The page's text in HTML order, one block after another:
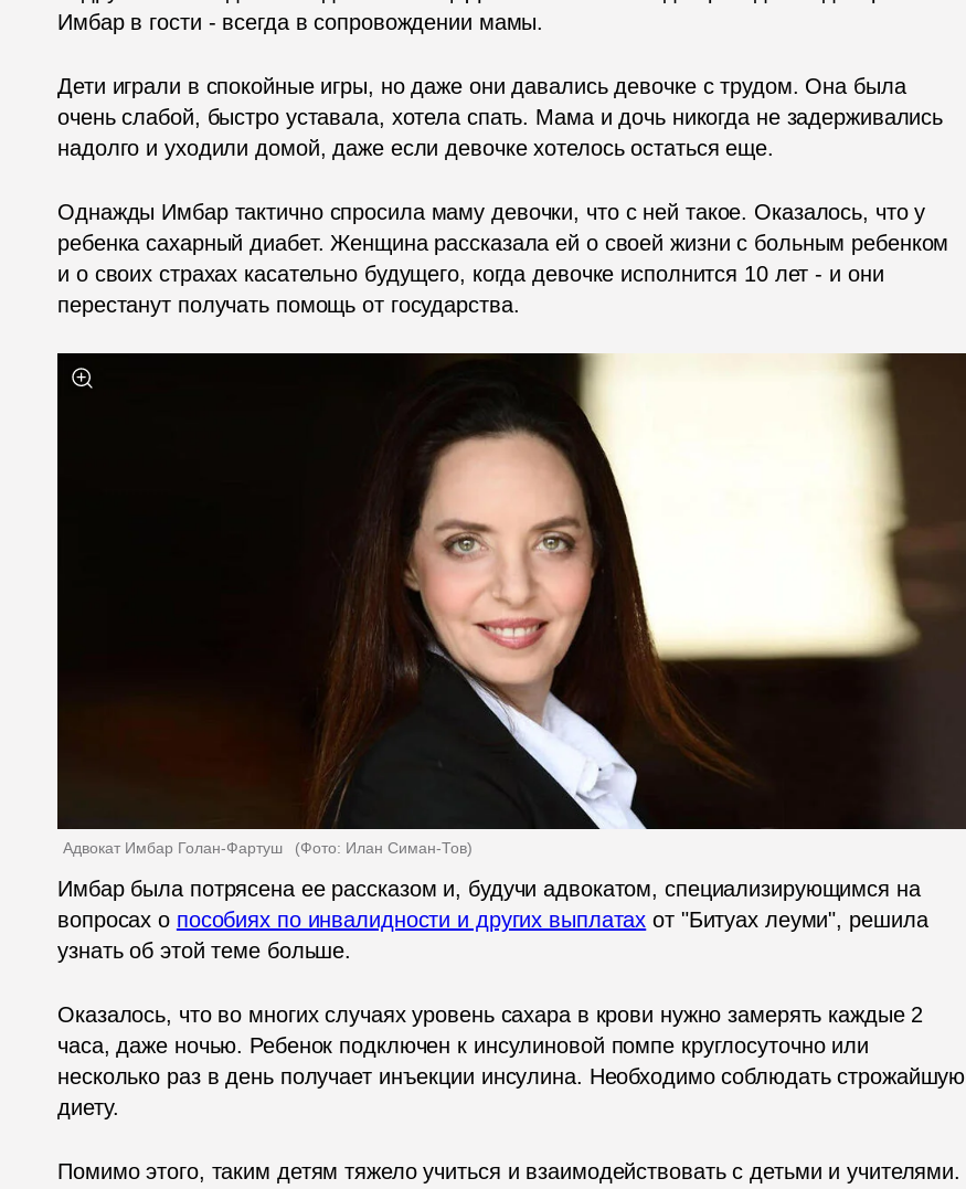
Имбар в гости - всегда в сопровождении мамы.
Дети играли в спокойные игры, но даже они давались девочке с трудом. Она была
очень слабой, быстро уставала, хотела спать. Мама и дочь никогда не задерживались
надолго и уходили домой, даже если девочке хотелось остаться еще.
Однажды Имбар тактично спросила маму девочки, что с ней такое. Оказалось, что у
ребенка сахарный диабет. Женщина рассказала ей о своей жизни с больным ребенком
и о своих страхах касательно будущего, когда девочке исполнится 10 лет - и они
перестанут получать помощь от государства.
Адвокат Имбар Голан-Фартуш (Фото: Илан Симан-Тов)
Имбар была потрясена ее рассказом и, будучи адвокатом, специализирующимся на
вопросах о пособиях по инвалидности и других выплатах от "Битуах леуми", решила
узнать об этой теме больше.
Оказалось, что во многих случаях уровень сахара в крови нужно замерять каждые 2
часа, даже ночью. Ребенок подключен к инсулиновой помпе круглосуточно или
несколько раз в день получает инъекции инсулина. Необходимо соблюдать строжайшую
диету.
Помимо этого, таким детям тяжело учиться и взаимодействовать с детьми и учителями.